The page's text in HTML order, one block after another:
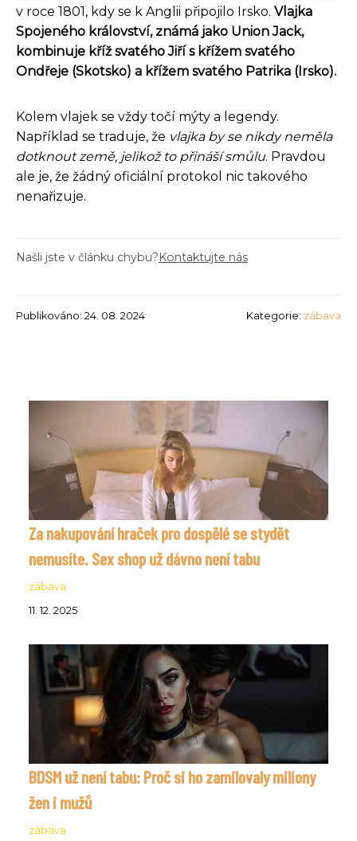
v roce 1801, kdy se k Anglii připojilo Irsko. Vlajka
Spojeného království, známá jako Union Jack,
kombinuje kříž svatého Jiří s křížem svatého
Ondřeje (Skotsko) a křížem svatého Patrika (Irsko).
Kolem vlajek se vždy točí mýty a legendy.
Například se traduje, že vlajka by se nikdy neměla
dotknout země, jelikož to přináší smůlu. Pravdou
ale je, že žádný oficiální protokol nic takového
nenařizuje.
Našli jste v článku chybu?Kontaktujte nás
Publikováno: 24. 08. 2024 Kategorie: zábava
Za nakupování hraček pro dospělé se stydět
nemusíte. Sex shop už dávno není tabu
zábava
11. 12. 2025
BDSM už není tabu: Proč si ho zamilovaly miliony
žen i mužů
zábava